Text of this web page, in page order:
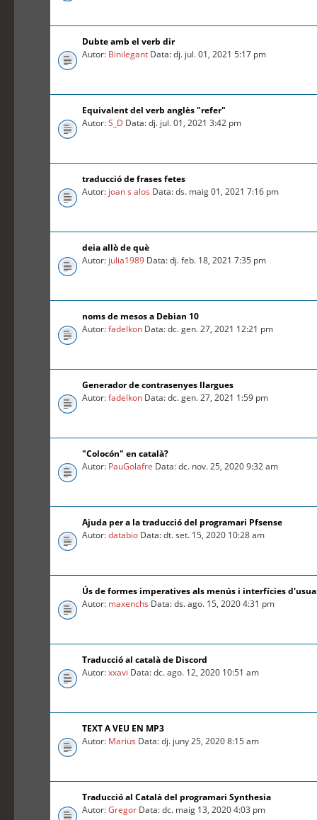
Dubte amb el verb dir
Autor: Binilegant Data: dj. jul. 01, 2021 5:17 pm
Equivalent del verb anglès "refer"
Autor:S_D Data: dj. jul. 01, 2021 3:42 pm
traducció de frases fetes
Autor: joan s alos Data: ds. maig 01, 2021 7:16 pm
deia allò de què
Autor: julia1989 Data: dj. feb. 18, 2021 7:35 pm
noms de mesos a Debian 10
Autor:fadelkon Data: dc. gen. 27, 2021 12:21 pm
Generador de contrasenyes llargues
Autor:fadelkon Data: dc. gen. 27, 2021 1:59 pm
"Colocón" en català?
Autor: PauGolafre Data: dc. nov. 25, 2020 9:32 am
Ajuda per a la traducció del programari Pfsense
Autor:databio Data: dt. set. 15, 2020 10:28 am
Ús de formes imperatives als menús i interfícies
Autor: maxenchs Data: ds. ago. 15, 2020 4:31 pm
Traducció al català de Discord
Autor:xxavi Data: dc. ago. 12, 2020 10:51 am
TEXT A VEU EN MP3
Autor: Marius Data: dj. juny 25, 2020 8:15 am
Traducció al Català del programari Synthesia
Autor:Gregor Data: dc. maig 13, 2020 4:03 pm